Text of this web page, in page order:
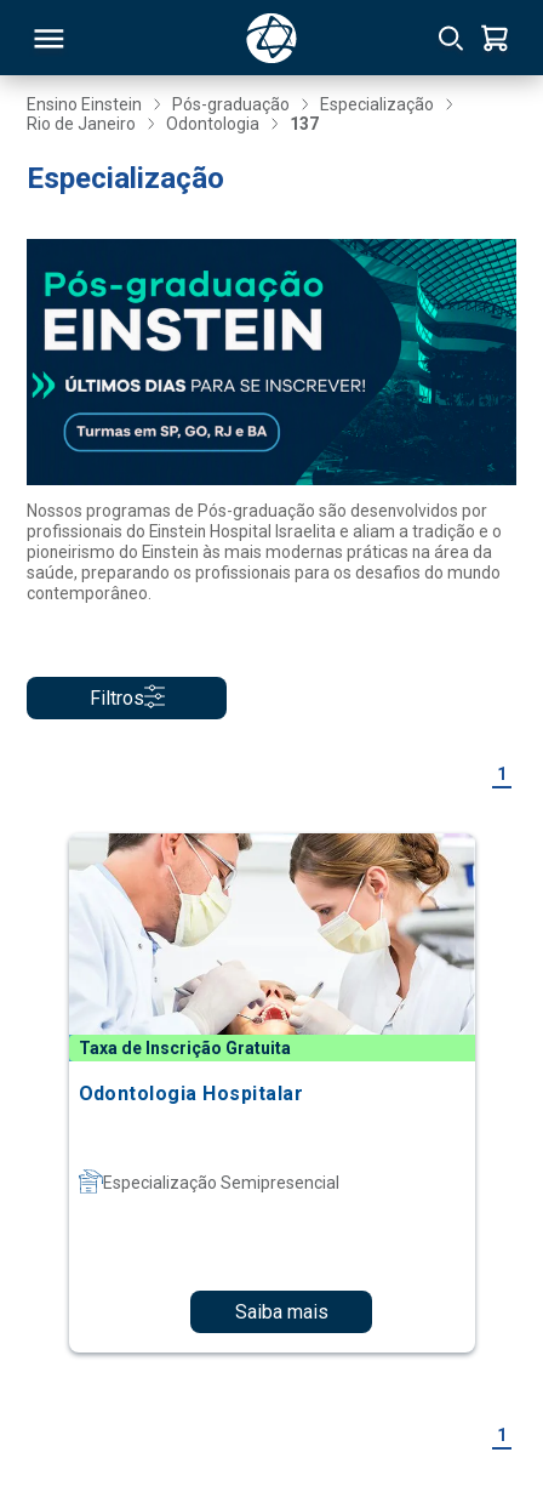
Ensino Einstein Pós-graduação
Especialização
Rio de Janeiro
Odontologia 137
Especialização
Nossos programas de Pós-graduação são desenvolvidos por
profissionais do Einstein Hospital Israelita e aliam a tradição e o
pioneirismo do Einstein às mais modernas práticas na área da
saúde, preparando os profissionais para os desafios do mundo
contemporâneo.
Filtros
1
Taxa de Inscrição Gratuita
Odontologia Hospitalar
Especialização Semipresencial
Saiba mais
1